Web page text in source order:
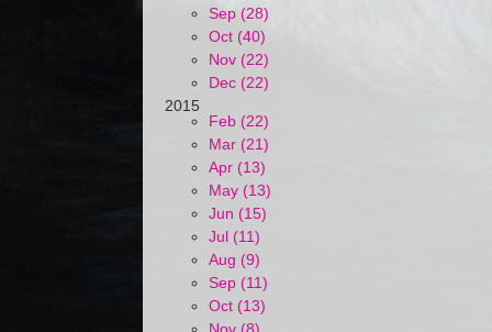
Sep (28)
Oct (40)
Nov (22)
Dec (22)
2015
Feb (22)
Mar (21)
Apr (13)
May (13)
Jun (15)
Jul (11)
Aug (9)
Sep (11)
Oct (13)
Nov (8)